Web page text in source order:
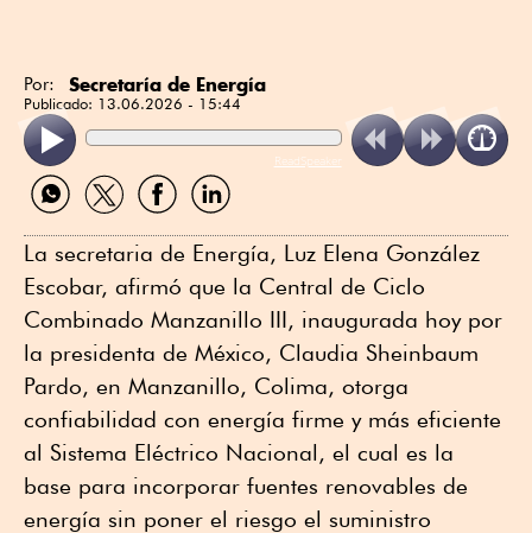
Por: Secretaría de Energía
Publicado: 13.06.2026 - 15:44
ReadSpeaker
Compartir
por
Compartir
por
Compartir
por
Compartir
por
La secretaria de Energía, Luz Elena González
Escobar, afirmó que la Central de Ciclo
Combinado Manzanillo III, inaugurada hoy por
la presidenta de México, Claudia Sheinbaum
Pardo, en Manzanillo, Colima, otorga
confiabilidad con energía firme y más eficiente
al Sistema Eléctrico Nacional, el cual es la
base para incorporar fuentes renovables de
energía sin poner el riesgo el suministro